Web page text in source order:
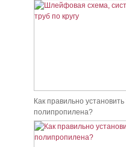
Как правильно
полипропилена?